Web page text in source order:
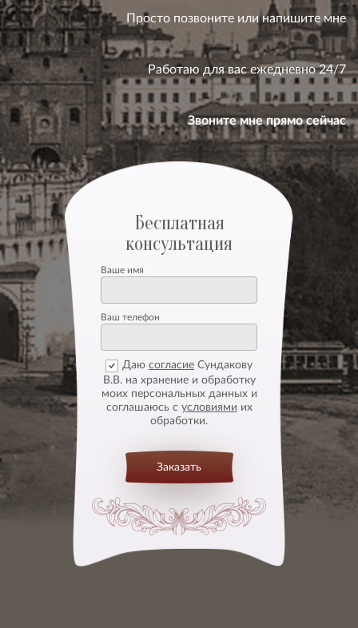
Просто позвоните или напишите мне
Работаю для вас ежедневно 24/7
Звоните мне прямо сейчас
Бесплатная
консультация
Ваше имя
Ваш телефон
Даю согласие Сундакову
В.В. на хранение и обработку
моих персональных данных и
соглашаюсь с условиями их
обработки.
Заказать